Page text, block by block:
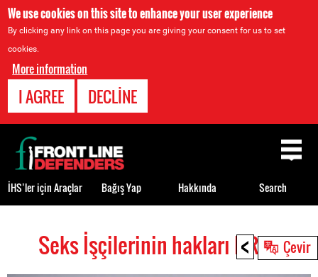
We use cookies on this site to enhance your user experience
By clicking any link on this page you are giving your consent for us to set
cookies.
More information
I AGREE DECLINE
< Çevir
Seks İşçilerinin hakları HRDs
Back
to
top
İHS’ler için Araçlar Bağış Yap Hakkında Search